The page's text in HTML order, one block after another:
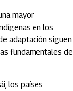
mayor
en los
adaptación siguen
fundamentales de
los países